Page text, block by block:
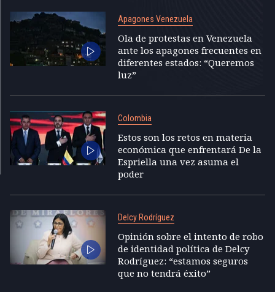
Apagones Venezuela
Ola de protestas en Venezuela
ante los apagones frecuentes en
diferentes estados: “Queremos
luz”
Colombia
Estos son los retos en materia
económica que enfrentará De la
Espriella una vez asuma el
poder
Delcy Rodríguez
Opinión sobre el intento de robo
de identidad política de Delcy
Rodríguez: “estamos seguros
que no tendrá éxito”